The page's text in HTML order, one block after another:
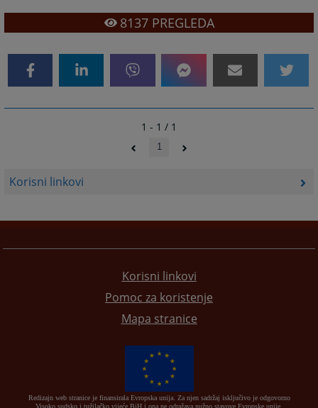
Korisni linkovi
8137PREGLEDA
1 - 1 / 1
1
Korisni linkovi
Pomoc za koristenje
Mapa stranice
Redizajn web stranice je finansirala Evropska unija. Za njen sadržaj isključivo je odgovorno
Visoko sudsko i tužilačko vijeće BiH i ona ne odražava nužno stavove Evropske unije.